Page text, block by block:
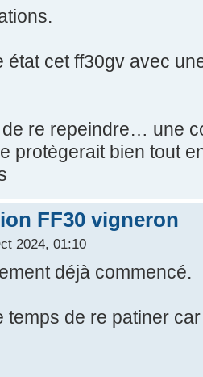
état cet ff30gv avec
de re repeindre… une
protègerait bien tout
FF30 vigneron
2024, 01:10
déjà commencé.
temps de re patiner